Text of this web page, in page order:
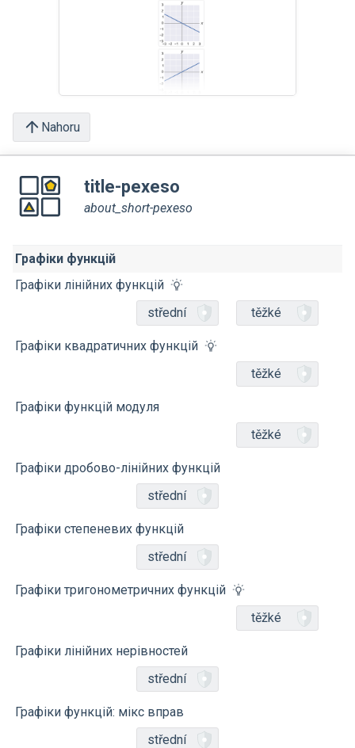
Nahoru
title-pexeso
about_short-pexeso
Графіки функцій
Графіки лінійних функцій
střední
těžké
Графіки квадратичних функцій
těžké
Графіки функцій модуля
těžké
Графіки дробово-лінійних функцій
střední
Графіки степеневих функцій
střední
Графіки тригонометричних функцій
těžké
Графіки лінійних нерівностей
střední
Графіки функцій: мікс вправ
střední